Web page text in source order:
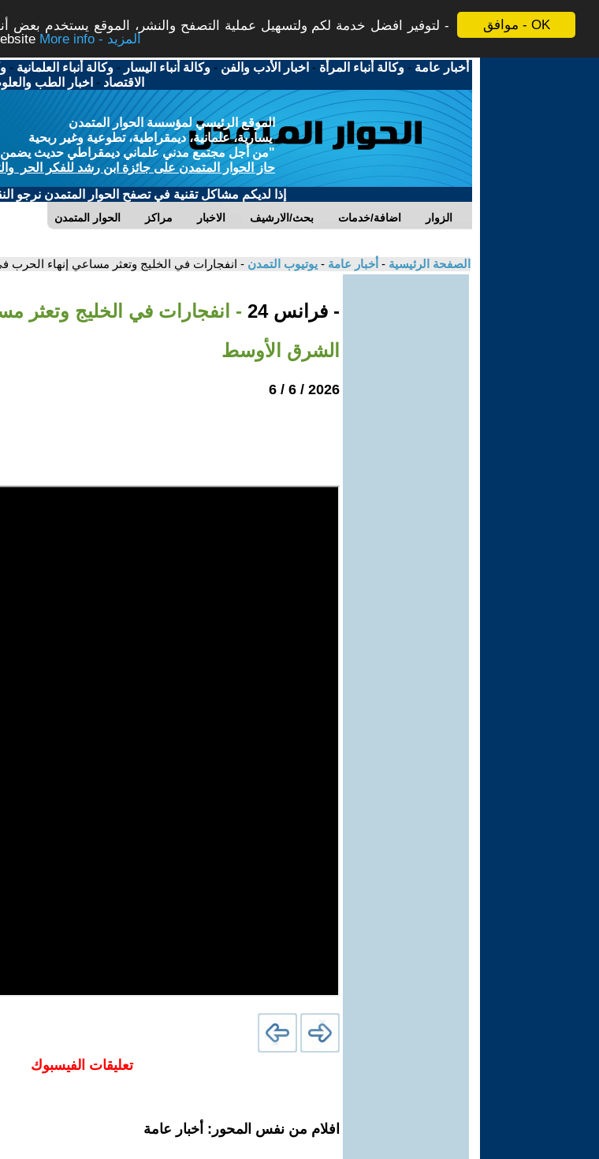
موافق - OK
لتوفير افضل خدمة لكم ولتسهيل عملية التصفح والنشر، الموقع يستخدم بعض
More info - المزيد
أخبار عامة -وكالة أنباء المرأة - اخبار الأدب والفن -وكالة أنباء اليسار -وكالة أنباء العلمانية -
الاقتصاد - اخبار الطب
الموقع الرئيسي لمؤسسة الحوار المتمدن
يسارية، علمانية، ديمقراطية، تطوعية وغير ربحية
"من أجل مجتمع مدني علماني ديمقراطي حديث يضمن
حاز الحوار المتمدن على جائزة ابن رشد للفكر الحر
إذا لديكم مشاكل تقنية في تصفح الحوار المتمدن نرجو
الحوار المتمدن مراكز الاخبار بحث/الارشيف اضافة/خدمات الزوار
الصفحة الرئيسية - أخبار عامة - يوتيوب التمدن - انفجارات في الخليج وتعثر مساعي إنهاء الحرب
- فرانس 24
- انفجارات في الخليج وتعثر
الشرق الأوسط
2026 / 6 / 6
تعليقات الفيسبوك
افلام من نفس المحور: أخبار عامة